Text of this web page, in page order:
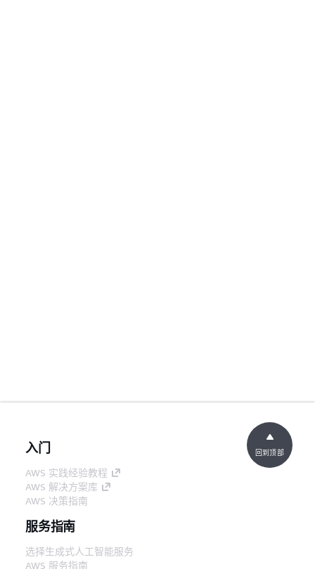
入门
AWS 实践经验教程
AWS 解决方案库
AWS 决策指南
服务指南
选择生成式人工智能服务
AWS 服务指南
回到顶部